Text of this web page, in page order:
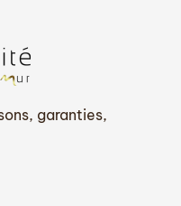
garanties,